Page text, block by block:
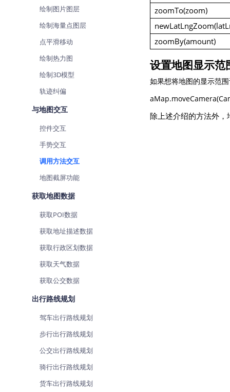
绘制图片图层
绘制海量点图层
点平滑移动
绘制热力图
绘制3D模型
轨迹纠偏
与地图交互
控件交互
手势交互
调用方法交互
地图截屏功能
获取地图数据
获取POI数据
获取地址描述数据
获取行政区划数据
获取天气数据
获取公交数据
出行路线规划
驾车出行路线规划
步行出行路线规划
公交出行路线规划
骑行出行路线规划
货车出行路线规划
zoomTo(zoom)
zoomBy(amount)
设置地图显示范
如果想将地图的显示范
除上述介绍的方法外